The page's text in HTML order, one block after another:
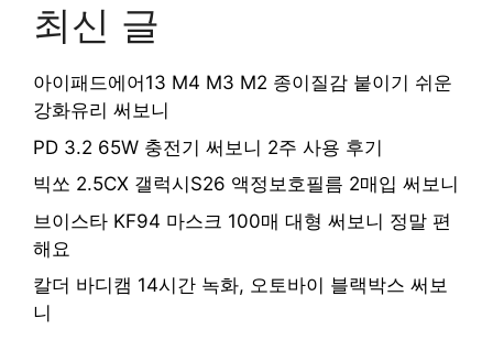
최신 글
아이패드에어13 M4 M3 M2 종이질감 붙이기 쉬운
강화유리 써보니
PD 3.2 65W 충전기 써보니 2주 사용 후기
빅쏘 2.5CX 갤럭시S26 액정보호필름 2매입 써보니
브이스타 KF94 마스크 100매 대형 써보니 정말 편
해요
칼더 바디캠 14시간 녹화, 오토바이 블랙박스 써보
니